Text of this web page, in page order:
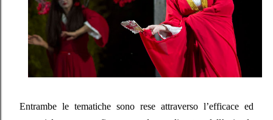
Entrambe le tematiche sono rese attraverso l’efficace ed